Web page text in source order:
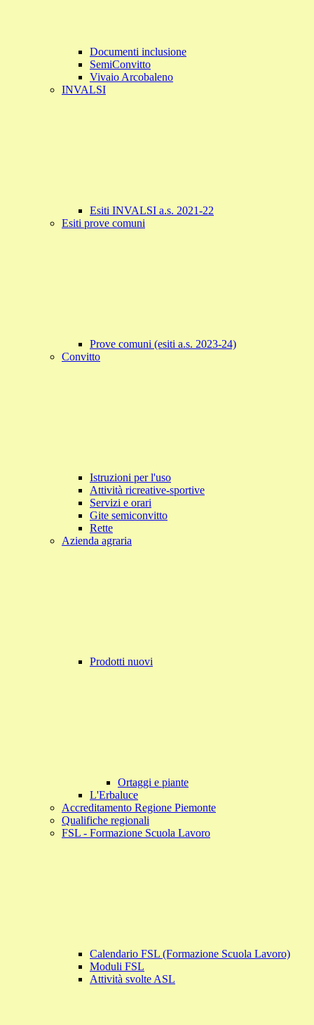
Documenti inclusione
SemiConvitto
Vivaio Arcobaleno
INVALSI
Esiti INVALSI a.s. 2021-22
Esiti prove comuni
Prove comuni (esiti a.s. 2023-24)
Convitto
Istruzioni per l'uso
Attività ricreative-sportive
Servizi e orari
Gite semiconvitto
Rette
Azienda agraria
Prodotti nuovi
Ortaggi e piante
L'Erbaluce
Accreditamento Regione Piemonte
Qualifiche regionali
FSL - Formazione Scuola Lavoro
Calendario FSL (Formazione Scuola Lavoro)
Moduli FSL
Attività svolte ASL